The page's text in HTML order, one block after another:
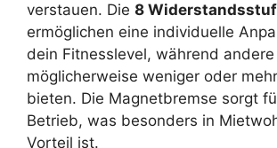
verstauen. Die 8
ermöglichen eine individuelle
dein Fitnesslevel, während
möglicherweise weniger oder
bieten. Die Magnetbremse sorgt
Betrieb, was besonders in
Vorteil ist.